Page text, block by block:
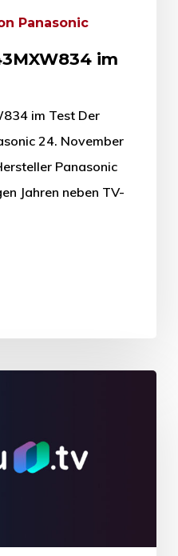
Panasonic
im
im Test Der
24. November
Panasonic
Jahren neben TV-